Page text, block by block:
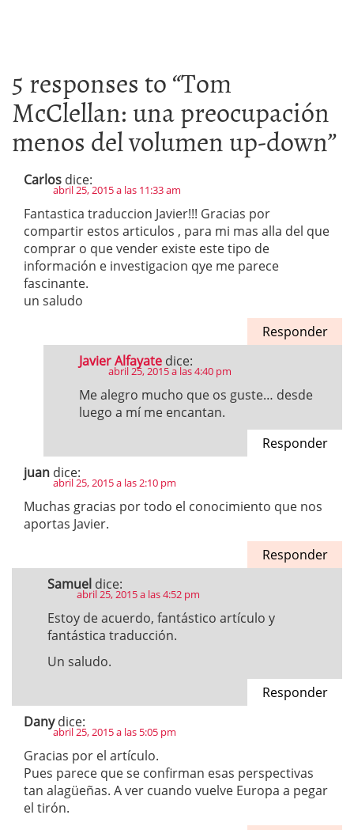
5 responses to “Tom
McClellan: una preocupación
menos del volumen up-down”
Carlos dice:
abril 25, 2015 a las 11:33 am
Fantastica traduccion Javier!!! Gracias por
compartir estos articulos , para mi mas alla del que
comprar o que vender existe este tipo de
información e investigacion qye me parece
fascinante.
un saludo
Responder
Javier Alfayate dice:
abril 25, 2015 a las 4:40 pm
Me alegro mucho que os guste… desde
luego a mí me encantan.
Responder
juan dice:
abril 25, 2015 a las 2:10 pm
Muchas gracias por todo el conocimiento que nos
aportas Javier.
Responder
Samuel dice:
abril 25, 2015 a las 4:52 pm
Estoy de acuerdo, fantástico artículo y
fantástica traducción.
Un saludo.
Responder
Dany dice:
abril 25, 2015 a las 5:05 pm
Gracias por el artículo.
Pues parece que se confirman esas perspectivas
tan alagüeñas. A ver cuando vuelve Europa a pegar
el tirón.